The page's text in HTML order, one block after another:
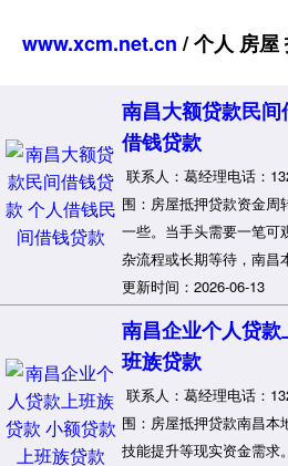
www.xcm.net.cn / 个人 房屋
南昌大额贷款民
借钱贷款
联系人：葛经理电话：
围：房屋抵押贷款资金周
一些。当手头需要一笔可
杂流程或长期等待，南昌
更新时间：2026-06-13
南昌企业个人贷
班族贷款
联系人：葛经理电话：
围：房屋抵押贷款南昌本
技能提升等现实资金需求